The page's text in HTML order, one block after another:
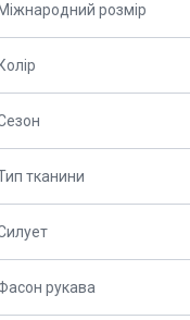
Міжнародний розмір
Колір
тканини
рукава